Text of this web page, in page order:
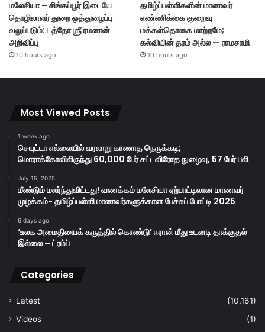
மலேசியா – சிங்கப்பூர் இடையே
தொழிலாளர் துறை ஒத்துழைப்பு
வலுப்படும்: டத்தோ ஶ்ரீ ரமணன்
அறிவிப்பு
10 hours ago
தமிழ்ப்பள்ளிகளின் மாணவர்
எண்ணிக்கை குறைவு
மக்கள்தொகை மாற்றமே;
கல்வியின் தரம் அல்ல — ராமசாமி
10 hours ago
Most Viewed Posts
1 week ago
செயுட்டா எல்லையில் வரலாறு காணாத நெருக்கடி;
மொராக்கோவிலிருந்து 60,000 பேர் சட்டவிரோத நுழைவு, 57 பேர் பலி
July 15, 2025
மீண்டும் மலர்ந்துவிட்டது! வணக்கம் மலேசியா ஏற்பாட்டிலான மாணவர்
முழக்கம்- தமிழ்ப்பள்ளி மாணவர்களுக்கான பேச்சுப் போட்டி 2025
6 days ago
‘உலக அமைதியைக் கருத்தில் கொண்டு’ ஈரான் மீது உடனடி தாக்குதல்
இல்லை – ட்ரம்ப்
Categories
Latest
(10,161)
Videos
(1)